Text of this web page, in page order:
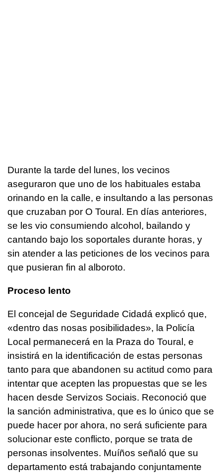
Durante la tarde del lunes, los vecinos
aseguraron que uno de los habituales estaba
orinando en la calle, e insultando a las personas
que cruzaban por O Toural. En días anteriores,
se les vio consumiendo alcohol, bailando y
cantando bajo los soportales durante horas, y
sin atender a las peticiones de los vecinos para
que pusieran fin al alboroto.
Proceso lento
El concejal de Seguridade Cidadá explicó que,
«dentro das nosas posibilidades», la Policía
Local permanecerá en la Praza do Toural, e
insistirá en la identificación de estas personas
tanto para que abandonen su actitud como para
intentar que acepten las propuestas que se les
hacen desde Servizos Sociais. Reconoció que
la sanción administrativa, que es lo único que se
puede hacer por ahora, no será suficiente para
solucionar este conflicto, porque se trata de
personas insolventes. Muíños señaló que su
departamento está trabajando conjuntamente